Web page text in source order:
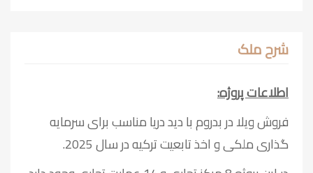
شرح ملک
اطلاعات پروژه:
فروش ویلا در بدروم با دید دریا مناسب برای سرمایه
گذاری ملکی و اخذ تابعیت ترکیه در سال 2025.